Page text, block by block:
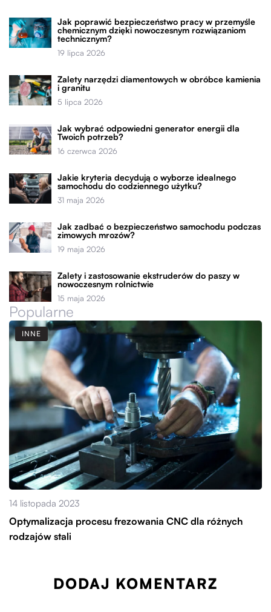
Jak poprawić bezpieczeństwo pracy w przemyśle
chemicznym dzięki nowoczesnym rozwiązaniom
technicznym?
19 lipca 2026
Zalety narzędzi diamentowych w obróbce kamienia
i granitu
5 lipca 2026
Jak wybrać odpowiedni generator energii dla
Twoich potrzeb?
16 czerwca 2026
Jakie kryteria decydują o wyborze idealnego
samochodu do codziennego użytku?
31 maja 2026
Jak zadbać o bezpieczeństwo samochodu podczas
zimowych mrozów?
19 maja 2026
Zalety i zastosowanie ekstruderów do paszy w
nowoczesnym rolnictwie
15 maja 2026
Popularne
INNE
14 listopada 2023
Optymalizacja procesu frezowania CNC dla różnych
rodzajów stali
DODAJ KOMENTARZ